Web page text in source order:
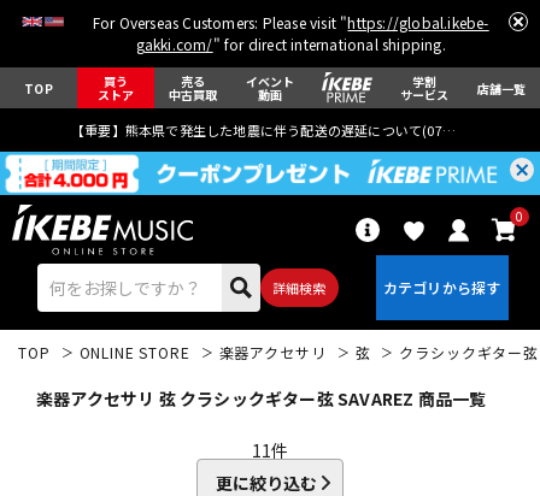
For Overseas Customers: Please visit "https://global.ikebe-
gakki.com/" for direct international shipping.
TOP 買う
ストア
売る
中古買取
イベント
動画
学割
サービス 店舗一覧
【重要】熊本県で発生した地震に伴う配送の遅延について(07月29日
詳細検索
0
TOP ONLINE STORE 楽器アクセサリ 弦 クラシックギター弦
楽器アクセサリ 弦 クラシックギター弦 SAVAREZ 商品一覧
11件
更に絞り込む